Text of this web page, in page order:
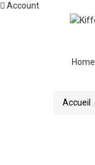
Account
Home
Accueil